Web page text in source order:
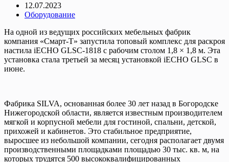
12.07.2023
Оборудование
На одной из ведущих российских мебельных фабрик
компания «Смарт-Т» запустила топовый комплекс для раскроя
настила iECHO GLSC-1818 с рабочим столом 1,8 × 1,8 м. Эта
установка стала третьей за месяц установкой iECHO GLSC в
июне.
Фабрика SILVA, основанная более 30 лет назад в Богородске
Нижегородской области, является известным производителем
мягкой и корпусной мебели для гостиной, спальни, детской,
прихожей и кабинетов. Это стабильное предприятие,
выросшее из небольшой компании, сегодня располагает двумя
производственными площадками площадью 30 тыс. кв. м, на
которых трудятся 500 высококвалифицированных